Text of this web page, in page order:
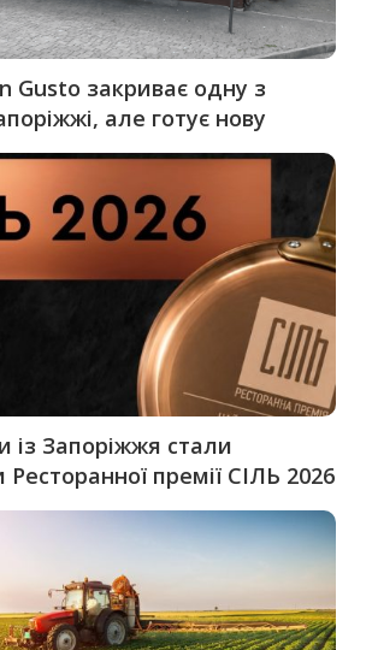
Gusto закриває одну з
але готує нову
із Запоріжжя стали
Ресторанної премії СІЛЬ 2026